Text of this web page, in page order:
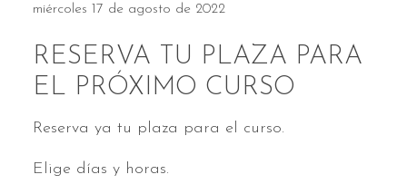
miércoles 17 de agosto de 2022
RESERVA TU PLAZA PARA
EL PRÓXIMO CURSO
Reserva ya tu plaza para el curso.
Elige días y horas.